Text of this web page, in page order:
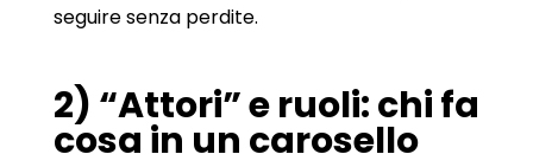
seguire senza perdite.
2) “Attori” e ruoli: chi fa
cosa in un carosello